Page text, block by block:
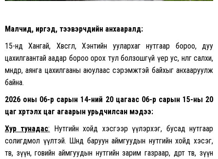
Малчид, иргэд, тээвэрчдийн анхааралд:
15-нд Хангай, Хөвсгөл, Хэнтийн уулархаг нутгаар бороо, дуу
цахилгаантай аадар бороо орох тул болзошгүй үер ус, нөөлөг салхи,
мөндөр, аянга цахилгааны аюулаас сэрэмжтэй байхыг анхааруулж
байна.
2026 оны 06-р сарын 14-ний 20 цагаас 06-р сарын 15-ны 20
цаг хүртэлх цаг агаарын урьдчилсан мэдээ:
Хур тунадас: Нутгийн хойд хэсгээр үүлэрхэг, бусад нутгаар
солигдмол үүлтэй. Шөнөдөө баруун аймгуудын нутгийн хойд хэсэг,
төв, зүүн, говийн аймгуудын нутгийн зарим газраар, өдөртөө төв, зүүн